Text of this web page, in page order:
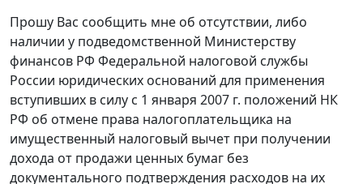
Прошу Вас сообщить мне об отсутствии, либо
наличии у подведомственной Министерству
финансов РФ Федеральной налоговой службы
России юридических оснований для применения
вступивших в силу с 1 января 2007 г. положений НК
РФ об отмене права налогоплательщика на
имущественный налоговый вычет при получении
дохода от продажи ценных бумаг без
документального подтверждения расходов на их